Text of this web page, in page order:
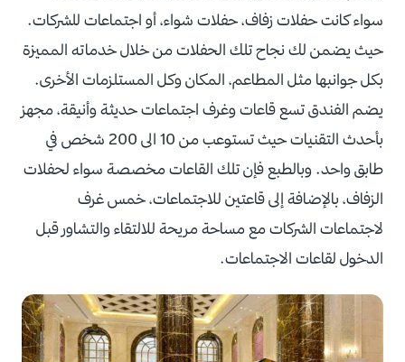
سواء كانت حفلات زفاف، حفلات شواء، أو اجتماعات للشركات.
حيث يضمن لك نجاح تلك الحفلات من خلال خدماته المميزة
بكل جوانبها مثل المطاعم، المكان وكل المستلزمات الأخرى.
يضم الفندق تسع قاعات وغرف اجتماعات حديثة وأنيقة، مجهز
بأحدث التقنيات حيث تستوعب من 10 الى 200 شخص في
طابق واحد. وبالطبع فإن تلك القاعات مخصصة سواء لحفلات
الزفاف، بالإضافة إلى قاعتين للاجتماعات، خمس غرف
لاجتماعات الشركات مع مساحة مريحة للالتقاء والتشاور قبل
الدخول لقاعات الاجتماعات.